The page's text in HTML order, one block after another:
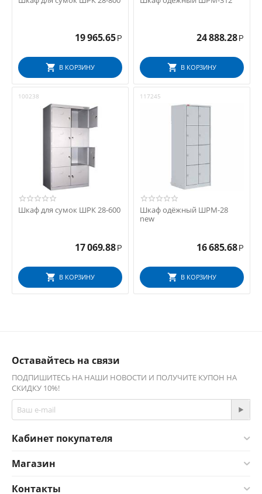
19 965.65 Р
В КОРЗИНУ
24 888.28 Р
В КОРЗИНУ
100238
Шкаф для сумок ШРК 28-600
17 069.88 Р
В КОРЗИНУ
117245
Шкаф одёжный ШРМ-28
new
16 685.68 Р
В КОРЗИНУ
Оставайтесь на связи
ПОДПИШИТЕСЬ НА НАШИ НОВОСТИ И ПОЛУЧИТЕ КУПОН НА
СКИДКУ 10%!
Кабинет покупателя
Магазин
Контакты